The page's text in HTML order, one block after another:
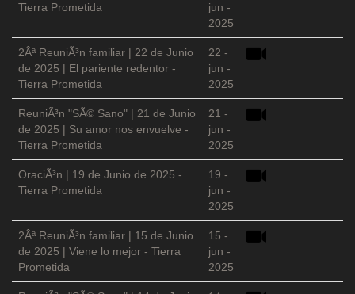
Tierra Prometida
jun -
2025
2Âª ReuniÃ³n familiar | 22 de Junio
de 2025 | El pariente redentor -
Tierra Prometida
22 -
jun -
2025
ReuniÃ³n "SÃ© Sano" | 21 de Junio
de 2025 | Su amor nos envuelve -
Tierra Prometida
21 -
jun -
2025
OraciÃ³n | 19 de Junio de 2025 -
Tierra Prometida
19 -
jun -
2025
2Âª ReuniÃ³n familiar | 15 de Junio
de 2025 | Viene lo mejor - Tierra
Prometida
15 -
jun -
2025